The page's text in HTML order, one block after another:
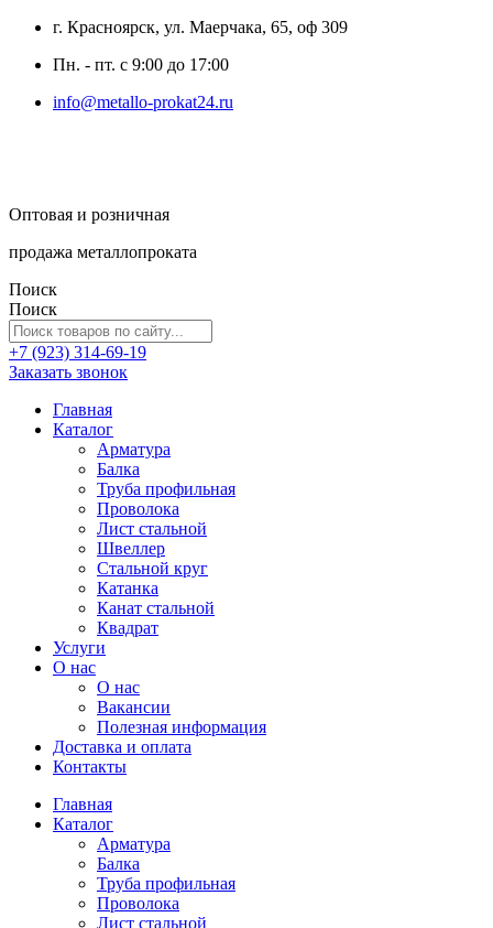
г. Красноярск, ул. Маерчака, 65, оф 309
Пн. - пт. с 9:00 до 17:00
info@metallo-prokat24.ru
Оптовая и розничная
продажа металлопроката
Поиск
Поиск
+7 (923) 314-69-19
Заказать звонок
Главная
Каталог
Арматура
Балка
Труба профильная
Проволока
Лист стальной
Швеллер
Стальной круг
Катанка
Канат стальной
Квадрат
Услуги
О нас
О нас
Вакансии
Полезная информация
Доставка и оплата
Контакты
Главная
Каталог
Арматура
Балка
Труба профильная
Проволока
Лист стальной